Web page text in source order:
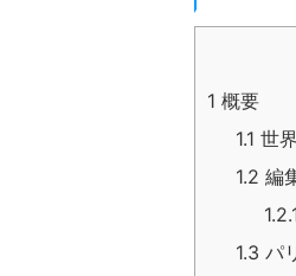
1 概要
1.1 世
1.2 編
1.3 パ